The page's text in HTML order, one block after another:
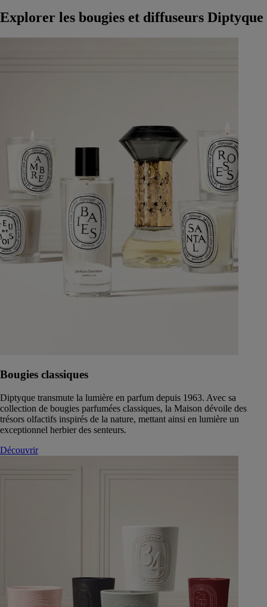
Explorer les bougies et diffuseurs Diptyque
Bougies classiques
Diptyque transmute la lumière en parfum depuis 1963. Avec sa
collection de bougies parfumées classiques, la Maison dévoile des
trésors olfactifs inspirés de la nature, mettant ainsi en lumière un
exceptionnel herbier des senteurs.
Découvrir